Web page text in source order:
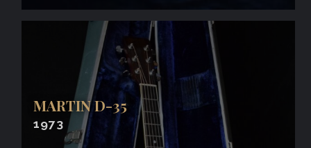
MARTIN D-35
1973